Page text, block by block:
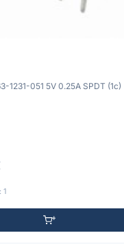
1231-051 5V 0.25A SPDT (1c)
1